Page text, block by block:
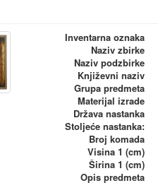
Inventarna oznaka
Naziv zbirke
Naziv podzbirke
Književni naziv
Grupa predmeta
Materijal izrade
Država nastanka
Stoljeće nastanka:
Broj komada
Visina 1 (cm)
Širina 1 (cm)
Opis predmeta